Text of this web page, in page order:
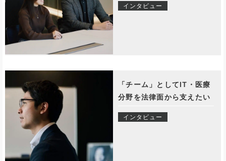
インタビュー
「チーム」としてIT・医療
分野を法律面から支えたい
インタビュー